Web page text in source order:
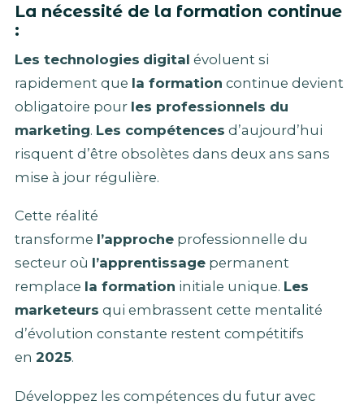
La nécessité de la formation continue
:
Les technologies digital évoluent si
rapidement que la formation continue devient
obligatoire pour les professionnels du
marketing. Les compétences d’aujourd’hui
risquent d’être obsolètes dans deux ans sans
mise à jour régulière.
Cette réalité
transforme l’approche professionnelle du
secteur où l’apprentissage permanent
remplace la formation initiale unique. Les
marketeurs qui embrassent cette mentalité
d’évolution constante restent compétitifs
en 2025.
Développez les compétences du futur avec